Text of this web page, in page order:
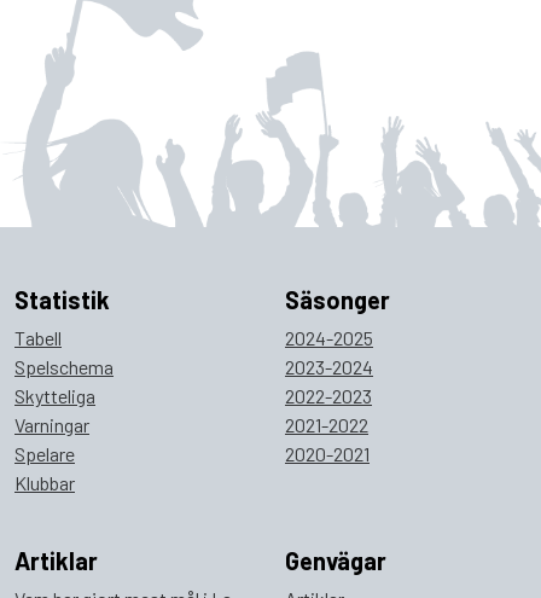
Statistik
Tabell
Spelschema
Skytteliga
Varningar
Spelare
Klubbar
Säsonger
2024-2025
2023-2024
2022-2023
2021-2022
2020-2021
Artiklar Genvägar